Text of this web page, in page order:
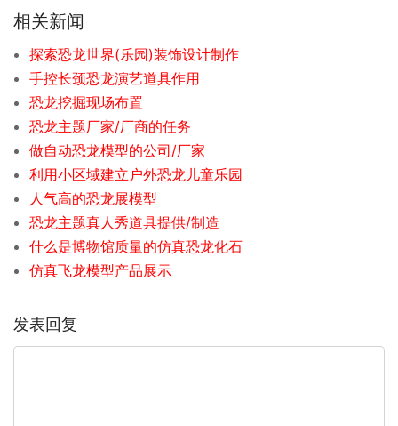
相关新闻
探索恐龙世界(乐园)装饰设计制作
手控长颈恐龙演艺道具作用
恐龙挖掘现场布置
恐龙主题厂家/厂商的任务
做自动恐龙模型的公司/厂家
利用小区域建立户外恐龙儿童乐园
人气高的恐龙展模型
恐龙主题真人秀道具提供/制造
什么是博物馆质量的仿真恐龙化石
仿真飞龙模型产品展示
发表回复